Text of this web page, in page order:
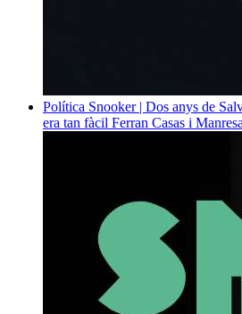
Política Snooker | Dos anys de
era tan fàcil Ferran Casas i